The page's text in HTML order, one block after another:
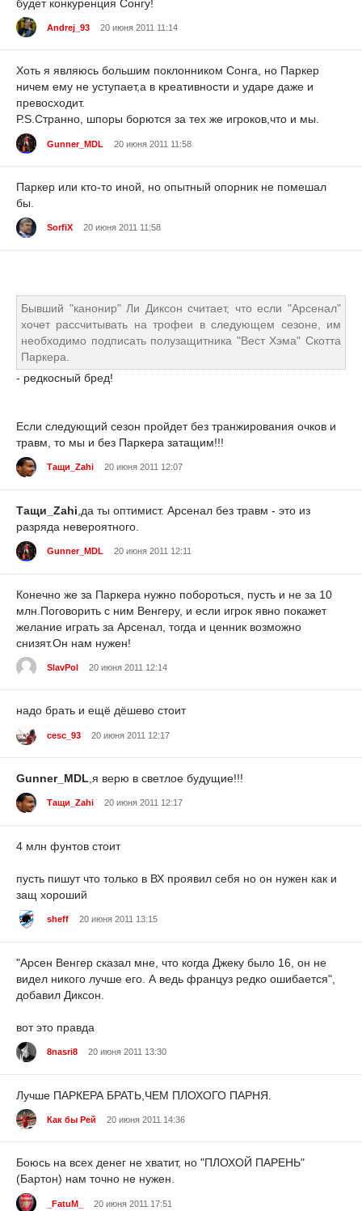
будет конкуренция Сонгу!
Andrej_93 20 июня 2011 11:14
Хоть я являюсь большим поклонником Сонга, но Паркер
ничем ему не уступает,а в креативности и ударе даже и
превосходит.
Р.S.Странно, шпоры борются за тех же игроков,что и мы.
Gunner_MDL 20 июня 2011 11:58
Паркер или кто-то иной, но опытный опорник не помешал
бы.
SorfiX 20 июня 2011 11:58
Бывший "канонир" Ли Диксон считает, что если "Арсенал"
хочет рассчитывать на трофеи в следующем сезоне, им
необходимо подписать полузащитника "Вест Хэма" Скотта
Паркера.
- редкосный бред!
Если следующий сезон пройдет без транжирования очков и
травм, то мы и без Паркера затащим!!!
Тащи_Zahi 20 июня 2011 12:07
Тащи_Zahi ,да ты оптимист. Арсенал без травм - это из
разряда невероятного.
Gunner_MDL 20 июня 2011 12:11
Конечно же за Паркера нужно побороться, пусть и не за 10
млн.Поговорить с ним Венгеру, и если игрок явно покажет
желание играть за Арсенал, тогда и ценник возможно
снизят.Он нам нужен!
SlavPol 20 июня 2011 12:14
надо брать и ещё дёшево стоит
cesc_93 20 июня 2011 12:17
Gunner_MDL,я верю в светлое будущие!!!
Тащи_Zahi 20 июня 2011 12:17
4 млн фунтов стоит
пусть пишут что только в ВХ проявил себя но он нужен как и
защ хороший
sheff 20 июня 2011 13:15
"Арсен Венгер сказал мне, что когда Джеку было 16, он не
видел никого лучше его. А ведь француз редко ошибается",
добавил Диксон.
вот это правда
8nasri8 20 июня 2011 13:30
Лучше ПАРКЕРА БРАТЬ,ЧЕМ ПЛОХОГО ПАРНЯ.
Как бы Рей 20 июня 2011 14:36
Боюсь на всех денег не хватит, но "ПЛОХОЙ ПАРЕНЬ"
(Бартон) нам точно не нужен.
_FatuM_ 20 июня 2011 17:51